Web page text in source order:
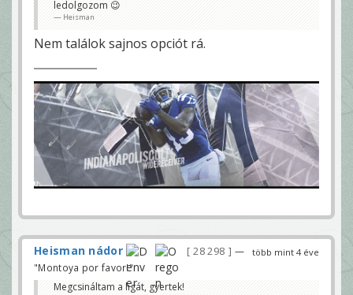
ledolgozom 😉
Heisman
Nem találok sajnos opciót rá.
több mint 4 éve
Heisman nádor 28 298
—
"Montoya por favor!"
Megcsináltam a ligát, gyertek!